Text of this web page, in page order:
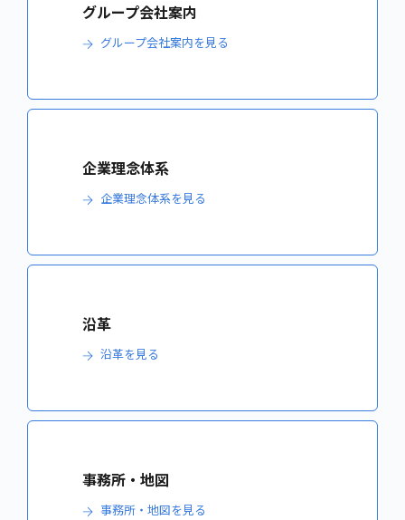
グループ会社案内
グループ会社案内を見る
企業理念体系
企業理念体系を見る
沿革
沿革を見る
事務所・地図
事務所・地図を見る